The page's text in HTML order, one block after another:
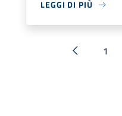
LEGGI DI PIÙ
« Precedente
1